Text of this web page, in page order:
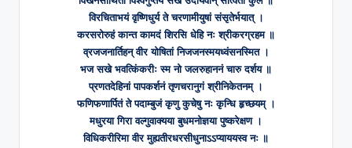
विरचिताभयं वृष्णिधुर्य ते चरणामीयुषां संसृतेर्भयात् ।
करसरोरुहं कान्त कामदं शिरसि धेहि नः श्रीकरग्रहम ॥
व्रजजनार्तिहन् वीर योषितां निजजनस्मयध्वंसनस्मित ।
भज सखे भवत्किंकरीः स्म नो जलरुहाननं चारु दर्शय ॥
प्रणतदेहिनां पापकर्शनं तृणचरानुगं श्रीनिकेतनम् ।
फणिफणार्पितं ते पदाम्बुजं कृणु कुचेषु नः कृन्धि हृच्छयम् ।
मधुरया गिरा वल्गुवाक्यया बुधमनोज्ञया पुष्करेक्षण ।
विधिकरीरिमा वीर मुह्यतीरधरसीधुनाऽऽप्याययस्व नः ॥